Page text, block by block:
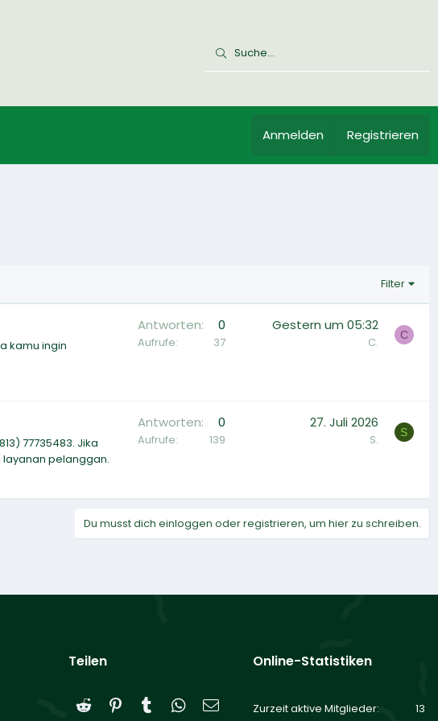
Anmelden Registrieren
Filter
kamu ingin
Antworten 0
Aufrufe 37
Gestern um 05:32
C. C
77735483. Jika
pelanggan.
Antworten 0
Aufrufe 139
27. Juli 2026
S. S
Du musst dich einloggen oder registrieren, um hier zu schreiben.
Teilen
Reddit Pinterest
Tumblr WhatsApp
E-Mail
Online-Statistiken
Zurzeit aktive Mitglieder 13